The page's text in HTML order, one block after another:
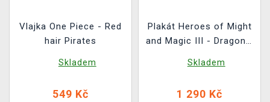
Vlajka One Piece - Red
hair Pirates
Skladem
549 Kč
Plakát Heroes of Might
and Magic III - Dragons,
(sada 3 kusů)
Skladem
1 290 Kč